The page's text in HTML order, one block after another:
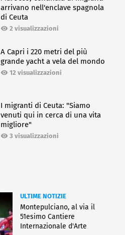
arrivano nell'enclave spagnola
di Ceuta
2 visualizzazioni
A Capri i 220 metri del più
grande yacht a vela del mondo
12 visualizzazioni
I migranti di Ceuta: "Siamo
venuti qui in cerca di una vita
migliore"
3 visualizzazioni
ULTIME NOTIZIE
Montepulciano, al via il
51esimo Cantiere
Internazionale d'Arte